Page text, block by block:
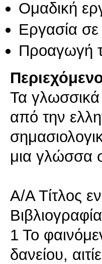
Ομαδική
Εργασία σε
Προαγωγή
Τα γλωσσικά
από την
μια γλώσσα
Α/Α Τίτλος
Βιβλιογραφία
1 Το
δανείου,